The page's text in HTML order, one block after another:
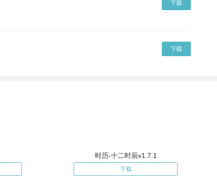
下载
下载
时历-十二时辰v1.7.1
下载